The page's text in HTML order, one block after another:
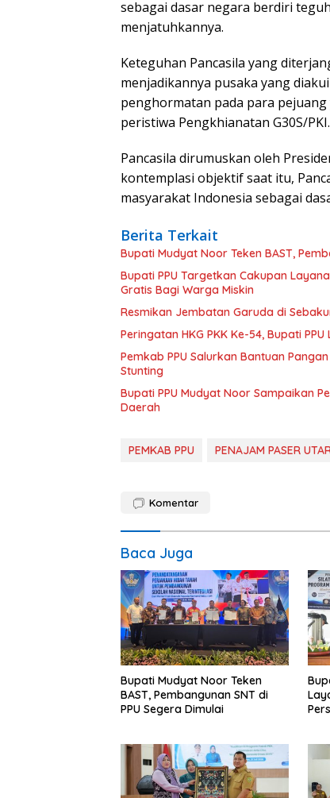
sebagai dasar negara berdiri
menjatuhkannya.
Keteguhan Pancasila yang
menjadikannya pusaka yang
penghormatan pada para
peristiwa Pengkhianatan G30S/PKI.
Pancasila dirumuskan oleh
kontemplasi objektif saat itu,
masyarakat Indonesia sebagai
Berita Terkait
Bupati Mudyat Noor Teken BAST,
Bupati PPU Targetkan Cakupan
Gratis Bagi Warga Miskin
Resmikan Jembatan Garuda di
Peringatan HKG PKK Ke-54, Bupati
Pemkab PPU Salurkan Bantuan
Stunting
Bupati PPU Mudyat Noor Sampaikan
Daerah
PEMKAB PPU PENAJAM PASER
Komentar
Baca Juga
Bupati Mudyat Noor Teken
BAST, Pembangunan SNT di
PPU Segera Dimulai